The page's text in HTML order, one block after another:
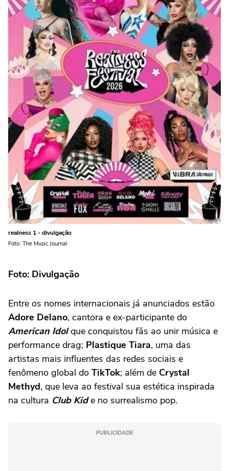
realness 1 - divulgação
Foto: The Music Journal
Foto: Divulgação
Entre os nomes internacionais já anunciados estão
Adore Delano, cantora e ex-participante do
American Idolque conquistou fãs ao unir música e
performance drag; Plastique Tiara, uma das
artistas mais influentes das redes sociais e
fenômeno global do TikTok; além de Crystal
Methyd, que leva ao festival sua estética inspirada
na cultura Club Kide no surrealismo pop.
PUBLICIDADE